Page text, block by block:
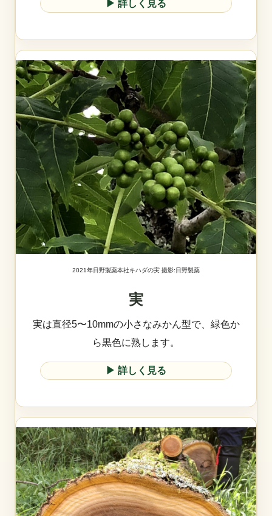
▶︎ 詳しく見る
2021年日野製薬本社キハダの実 撮影:日野製薬
実
実は直径5〜10mmの小さなみかん型で、緑色か
ら黒色に熟します。
▶︎ 詳しく見る